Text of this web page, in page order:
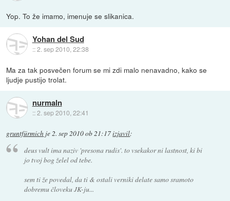
Yop. To že imamo, imenuje se slikanica.
Yohan del Sud
::2. sep 2010, 22:38
Ma za tak posvečen forum se mi zdi malo nenavadno, kako se
ljudje pustijo trolat.
nurmaln
::2. sep 2010, 22:41
gruntfürmich je2. sep 2010 ob 21:17izjavil:
deus vult ima naziv 'presona rudis'. to vsekakor ni lastnost, ki bi
jo tvoj bog želel od tebe.
sem ti že povedal, da ti & ostali verniki delate samo sramoto
dobremu človeku JK-ju...